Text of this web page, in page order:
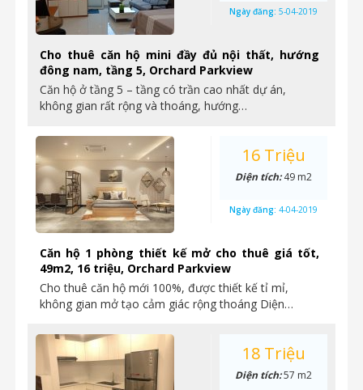
Cho thuê căn hộ mini đầy đủ nội thất, hướng
đông nam, tầng 5, Orchard Parkview
Căn hộ ở tầng 5 – tầng có trần cao nhất dự án,
không gian rất rộng và thoáng, hướng…
Ngày đăng: 5-04-2019
Căn hộ 1 phòng thiết kế mở cho thuê giá tốt,
49m2, 16 triệu, Orchard Parkview
Cho thuê căn hộ mới 100%, được thiết kế tỉ mỉ,
không gian mở tạo cảm giác rộng thoáng Diện…
16 Triệu
Diện tích:49 m2
Ngày đăng: 4-04-2019
18 Triệu
Diện tích:57 m2